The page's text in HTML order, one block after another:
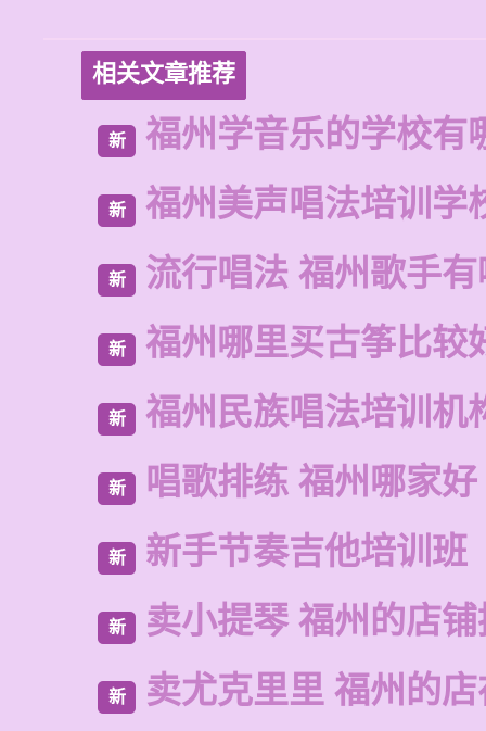
相关文章推荐
新 福州学音乐的学校有
新 福州美声唱法培训学
新 流行唱法 福州歌手
新 福州哪里买古筝比较
新 福州民族唱法培训机
新 唱歌排练 福州哪家好
新 新手节奏吉他培训班
新 卖小提琴 福州的店
新 卖尤克里里 福州的